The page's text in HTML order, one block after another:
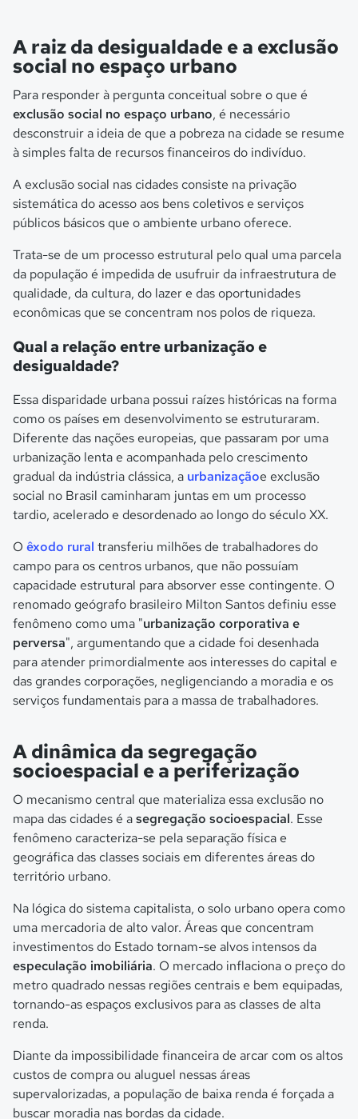
A raiz da desigualdade e a exclusão
social no espaço urbano
Para responder à pergunta conceitual sobre o que é
exclusão social no espaço urbano, é necessário
desconstruir a ideia de que a pobreza na cidade se resume
à simples falta de recursos financeiros do indivíduo.
A exclusão social nas cidades consiste na privação
sistemática do acesso aos bens coletivos e serviços
públicos básicos que o ambiente urbano oferece.
Trata-se de um processo estrutural pelo qual uma parcela
da população é impedida de usufruir da infraestrutura de
qualidade, da cultura, do lazer e das oportunidades
econômicas que se concentram nos polos de riqueza.
Qual a relação entre urbanização e
desigualdade?
Essa disparidade urbana possui raízes históricas na forma
como os países em desenvolvimento se estruturaram.
Diferente das nações europeias, que passaram por uma
urbanização lenta e acompanhada pelo crescimento
gradual da indústria clássica, a urbanizaçãoe exclusão
social no Brasil caminharam juntas em um processo
tardio, acelerado e desordenado ao longo do século XX.
O êxodo rural transferiu milhões de trabalhadores do
campo para os centros urbanos, que não possuíam
capacidade estrutural para absorver esse contingente. O
renomado geógrafo brasileiro Milton Santos definiu esse
fenômeno como uma "urbanização corporativa e
perversa", argumentando que a cidade foi desenhada
para atender primordialmente aos interesses do capital e
das grandes corporações, negligenciando a moradia e os
serviços fundamentais para a massa de trabalhadores.
A dinâmica da segregação
socioespacial e a periferização
O mecanismo central que materializa essa exclusão no
mapa das cidades é asegregação socioespacial. Esse
fenômeno caracteriza-se pela separação física e
geográfica das classes sociais em diferentes áreas do
território urbano.
Na lógica do sistema capitalista, o solo urbano opera como
uma mercadoria de alto valor. Áreas que concentram
investimentos do Estado tornam-se alvos intensos da
especulação imobiliária. O mercado inflaciona o preço do
metro quadrado nessas regiões centrais e bem equipadas,
tornando-as espaços exclusivos para as classes de alta
renda.
Diante da impossibilidade financeira de arcar com os altos
custos de compra ou aluguel nessas áreas
supervalorizadas, a população de baixa renda é forçada a
buscar moradia nas bordas da cidade.